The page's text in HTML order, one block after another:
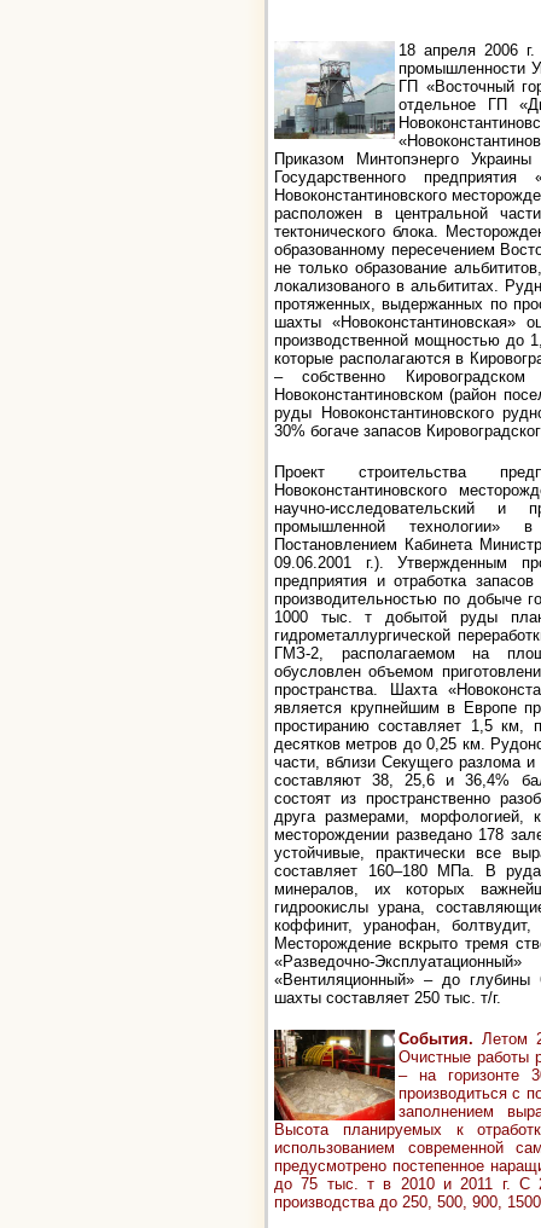
18 апреля 2006
промышленности
ГП «Восточный
отдельное ГП
Приказом Минтопэнерго
Государственного
Новоконстантиновского
расположен в центральной
тектонического блока.
образованному пересечением
не только образование
локализованого в альбититах.
протяженных, выдержанных по
шахты
производственной мощностью до
которые располагаются в
– собственно
Новоконстантиновском (район
руды Новоконстантиновского
30% богаче запасов
Проект строительства
Новоконстантиновского
научно-исследовательский и
промышленной
Постановлением Кабинета
09.06.2001 г.). Утвержденным
предприятия и отработка
производительностью по добыче
1000 тыс. т добытой руды
гидрометаллургической
ГМЗ-2, располагаемом на
обусловлен объемом
пространства. Шахта
является крупнейшим в Европе
простиранию составляет 1,5
десятков метров до 0,25 км.
части, вблизи Секущего разлома
составляют 38, 25,6 и 36,4%
состоят из пространственно
друга размерами, морфологией,
месторождении разведано 178
устойчивые, практически все
составляет 160–180 МПа. В
минералов, их которых
гидроокислы урана,
коффинит, уранофан,
Месторождение вскрыто тремя
«Разведочно-
«Вентиляционный» – до глубины
шахты составляет 250 тыс. т/г.
События. Летом
Очистные работы
– на горизонте
производиться с
заполнением
Высота планируемых к
использованием современной
предусмотрено постепенное
до 75 тыс. т в 2010 и 2011 г. С
производства до 250, 500, 900,